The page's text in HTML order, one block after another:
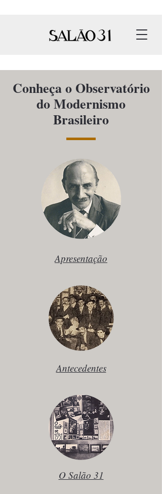
Conheça o Observatório
do Modernismo
Brasileiro
Apresentação
Antecedentes
O Salão 31